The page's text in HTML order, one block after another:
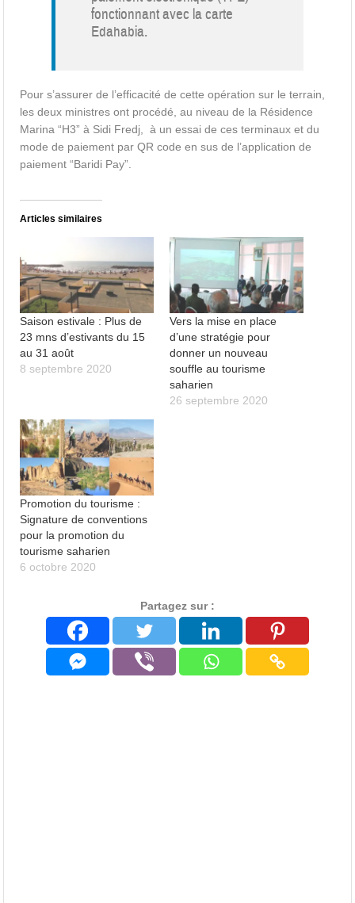
fonctionnant avec la carte
Edahabia.
Pour s’assurer de l’efficacité de cette opération sur le terrain,
les deux ministres ont procédé, au niveau de la Résidence
Marina “H3” à Sidi Fredj, à un essai de ces terminaux et du
mode de paiement par QR code en sus de l’application de
paiement “Baridi Pay”.
Articles similaires
Saison estivale : Plus de
23 mns d’estivants du 15
au 31 août
8 septembre 2020
Vers la mise en place
d’une stratégie pour
donner un nouveau
souffle au tourisme
saharien
26 septembre 2020
Promotion du tourisme :
Signature de conventions
pour la promotion du
tourisme saharien
6 octobre 2020
Partagez sur :